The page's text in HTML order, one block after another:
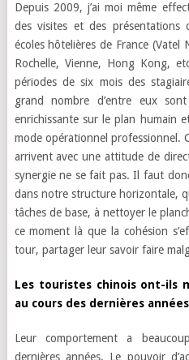
Depuis 2009, j’ai moi même
des visites et des présentations
écoles hôtelières de France (Vatel
Rochelle, Vienne, Hong Kong,
périodes de six mois des
grand nombre d’entre eux
enrichissante sur le plan humain
mode opérationnel professionnel.
arrivent avec une attitude de
synergie ne se fait pas. Il faut
dans notre structure horizontale,
tâches de base, à nettoyer le
ce moment là que la cohésion
tour, partager leur savoir faire
Les touristes chinois ont-ils
au cours des dernières années
Leur comportement a
dernières années. Le pouvoir